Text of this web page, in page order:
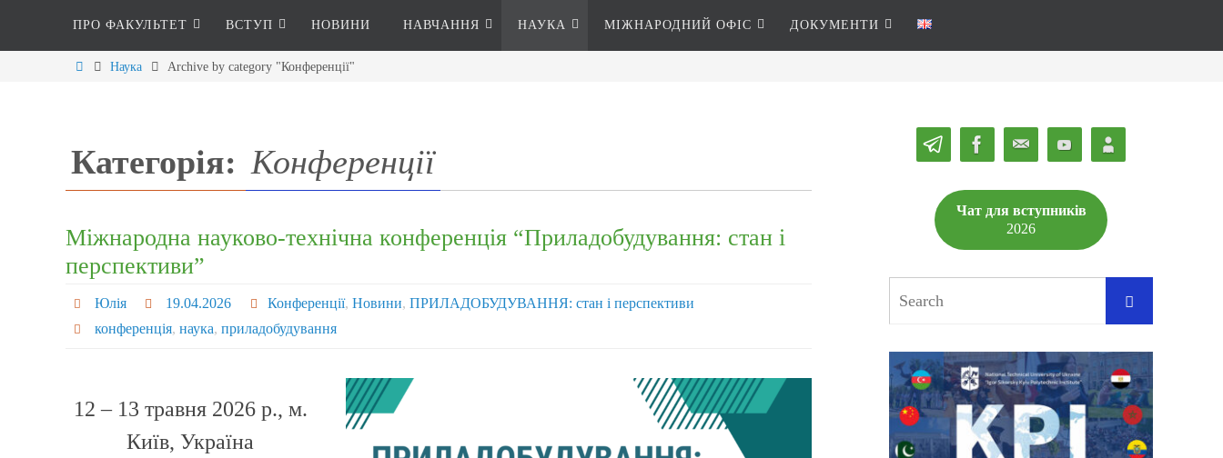
ПРО ФАКУЛЬТЕТ ВСТУП НОВИНИ НАВЧАННЯ НАУКА МІЖНАРОДНИЙ ОФІС ДОКУМЕНТИ
Наука Archive by category "Конференції"
Категорія: Конференції
Міжнародна науково-технічна конференція “Приладобудування: стан і
перспективи”
Юлія 19.04.2026 Конференції,Новини,ПРИЛАДОБУДУВАННЯ: стан і перспективи
конференція, наука, приладобудування
12 – 13 травня 2026 р., м.
Київ, Україна
Чат для вступників
2026